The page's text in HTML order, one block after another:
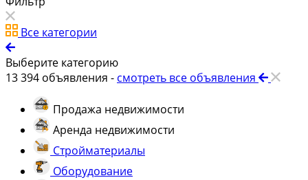
Все категории
Выберите категорию
13 394 объявления - смотреть все объявления
Продажа недвижимости
Аренда недвижимости
Стройматериалы
Оборудование